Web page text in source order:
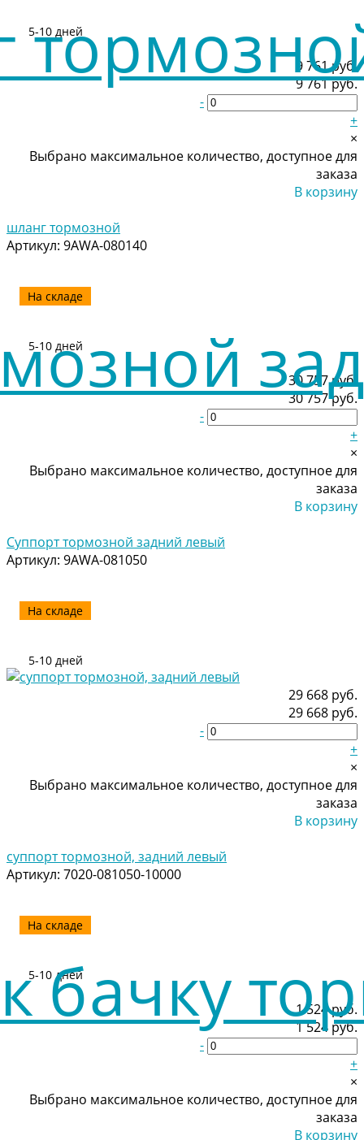
30 757 руб.
30 757 руб.
-
+
×
Выбрано максимальное количество, доступное для
заказа
В корзину
Суппорт тормозной задний левый
Артикул: 9AWA-081050
На складе
5-10 дней
29 668 руб.
29 668 руб.
-
+
×
Выбрано максимальное количество, доступное для
заказа
В корзину
суппорт тормозной, задний левый
Артикул: 7020-081050-10000
На складе
5-10 дней
9 761 руб.
9 761 руб.
-
+
×
Выбрано максимальное количество, доступное для
заказа
В корзину
шланг тормозной
Артикул: 9AWA-080140
На складе
5-10 дней
5-10 дней
1 524 руб.
1 524 руб.
-
+
×
Выбрано максимальное количество, доступное для
заказа
В корзину